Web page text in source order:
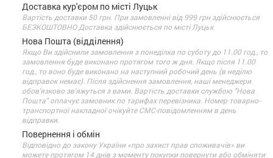
Доставка кур'єром по місті Луцьк
Вартість доставки 50 грн. При замовленні від 999 грн здійснюється
БЕЗКОШТОВНО Доставка здійснюється по місті Луцьк
Нова Пошта (відділення)
Якщо Ви здійснили замовлення з понеділка по суботу до 11.00 год., то
замовлення буде виконано протягом того ж дня. Якщо після 11.00
год., то воно буде виконано на наступний робочий день (в неділю
відправок немає). Після здійснення замовлення, наші менеджери
обов'язково зв'яжуться з вами. Вартість доставки службою "Нова
Пошта" оплачує замовник по тарифах перевізника. Номер товарно-
транспортної накладної очікуйте СМС-повідомленням в день
відправки.
Повернення і обмін
Відповідно до закону України «про захист прав споживачів» ви
можете протягом 14 днів з моменту покупки повернути або обміняти